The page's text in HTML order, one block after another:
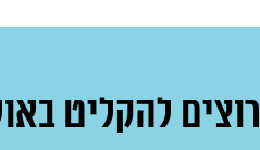
רוצים להקליט